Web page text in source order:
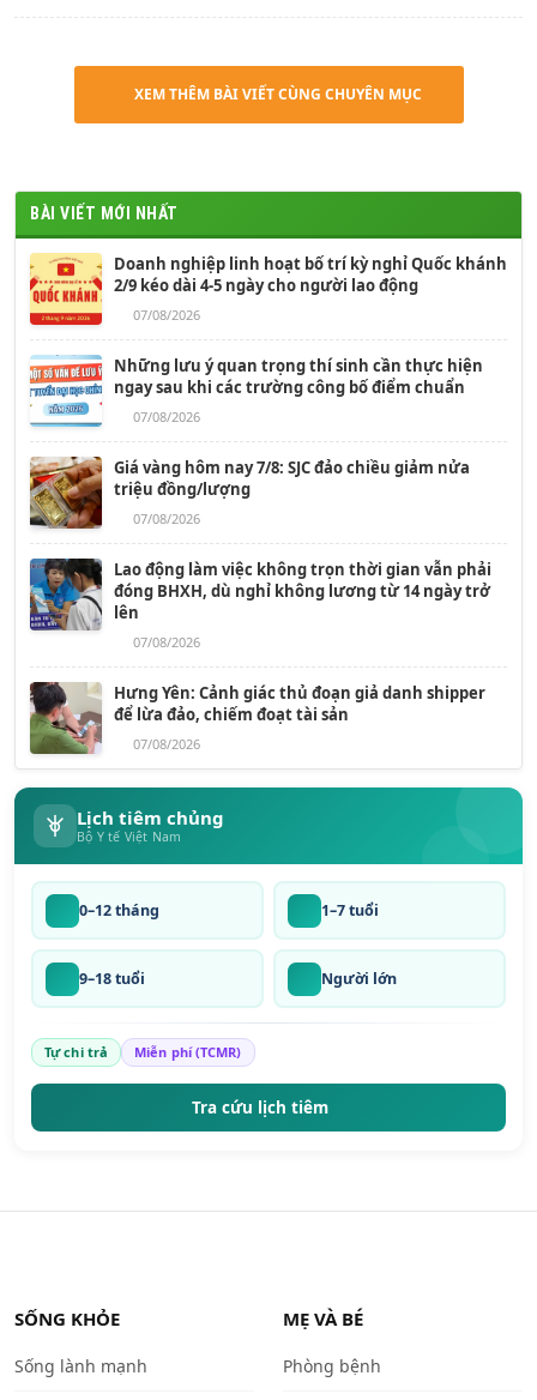
XEM THÊM BÀI VIẾT CÙNG CHUYÊN MỤC
BÀI VIẾT MỚI NHẤT
Doanh nghiệp linh hoạt bố trí kỳ nghỉ Quốc khánh
2/9 kéo dài 4-5 ngày cho người lao động
07/08/2026
Những lưu ý quan trọng thí sinh cần thực hiện
ngay sau khi các trường công bố điểm chuẩn
07/08/2026
Giá vàng hôm nay 7/8: SJC đảo chiều giảm nửa
triệu đồng/lượng
07/08/2026
Lao động làm việc không trọn thời gian vẫn phải
đóng BHXH, dù nghỉ không lương từ 14 ngày trở
lên
07/08/2026
Hưng Yên: Cảnh giác thủ đoạn giả danh shipper
để lừa đảo, chiếm đoạt tài sản
07/08/2026
Lịch tiêm chủng
Bộ Y tế Việt Nam
0–12 tháng 1–7 tuổi
9–18 tuổi Người lớn
Tự chi trả Miễn phí (TCMR)
Tra cứu lịch tiêm
SỐNG KHỎE
Sống lành mạnh
MẸ VÀ BÉ
Phòng bệnh